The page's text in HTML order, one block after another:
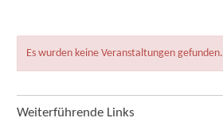
Es wurden keine Veranstaltungen gefunden.
Weiterführende Links